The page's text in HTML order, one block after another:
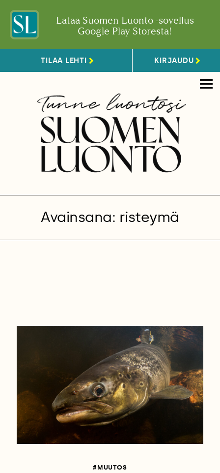
Lataa Suomen Luonto -sovellus
Google Play Storesta!
TILAA LEHTI KIRJAUDU
Avainsana: risteymä
#MUUTOS